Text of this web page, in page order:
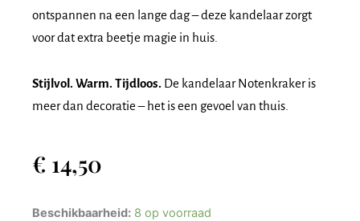
ontspannen na een lange dag – deze kandelaar zorgt
voor dat extra beetje magie in huis.
Stijlvol. Warm. Tijdloos. De kandelaar Notenkraker is
meer dan decoratie – het is een gevoel van thuis.
€ 14,50
Beschikbaarheid: 8 op voorraad
Kandelaar